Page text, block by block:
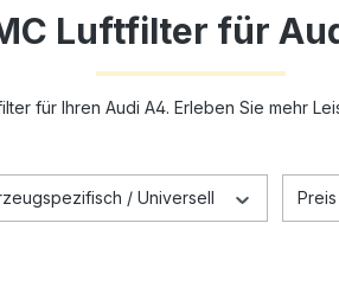
Luftfilter für
für Ihren Audi A4. Erleben Sie mehr
/ Universell Preis